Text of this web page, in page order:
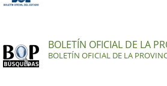
BOLETÍN OFICIAL DE LA
BOLETÍN OFICIAL DE LA